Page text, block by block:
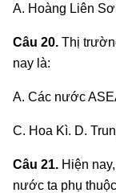
A. Hoàng Liên
Câu 20. Thị
nay là:
A. Các nước
C. Hoa Kì. D.
Câu 21. Hiện
nước ta phụ